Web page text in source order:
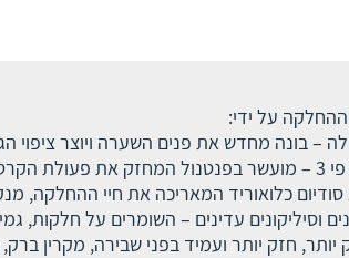
על ידי:
– בונה מחדש את פנים השערה ויוצר ציפוי
כלואוריד המאריכה את חיי ההחלקה,
וסיליקונים עדינים – השומרים על חלקות,
חזק יותר ועמיד בפני שבירה, מקרין